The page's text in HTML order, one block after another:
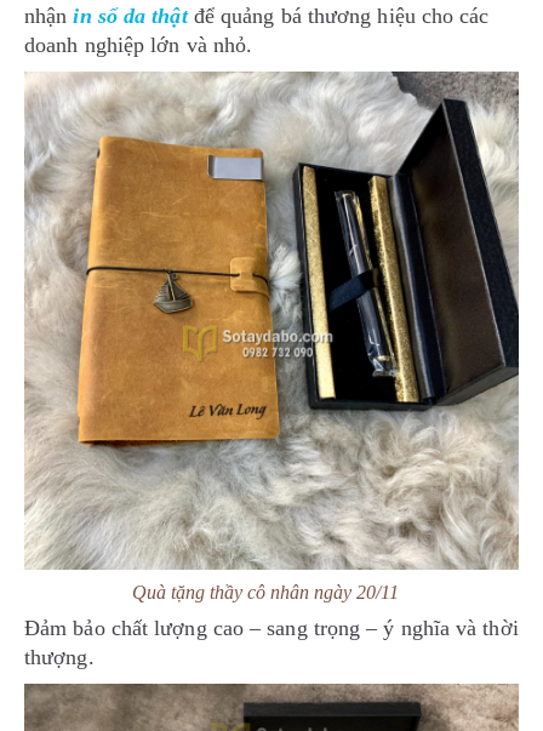
nhận in sổ da thậtđể quảng bá thương hiệu cho các
doanh nghiệp lớn và nhỏ.
Quà tặng thầy cô nhân ngày 20/11
Đảm bảo chất lượng cao – sang trọng – ý nghĩa và thời
thượng.